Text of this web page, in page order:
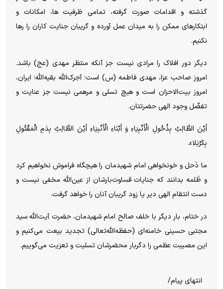
گذشته و اقدامات صورت گرفته، تمامی ظرفیت ها، امکانات و
ابتکار‌های ممکن را به میدان عمل آورده و گریبان جنایت کاران را رها
نکنیم.
دیگر دور افلاک را مرادی نیست جز آنکه منتظر مهدی (عج) باشد.
امروز صاحب عزا، مهدی فاطمه (س) است؛ آجرک‌الله بقیه‌الله؛ ایران،
امروز بیت‌الاحزان است و هیچ تسلی و مرهمی نیست جز عنایت و
تفضّل وجود الهی حضرتتان.
أَیْنَ الطَّالِبُ بِذُحُولِ الْأَنْبِیَاءِ وَ أَبْنَاءِ الْأَنْبِیَاءِ أَیْنَ الطَّالِبُ بِدَمِ الْمَقْتُولِ
بِکَرْبَلاءَ.
ما ذَحل و خونخواهی امام شهیدمان را هیچگاه فراموش نخواهیم کرد
و ظَلمه بدانند که جنایات قساوت‌بارشان از عین‌الله مخفی نیست و
دست انتقام الهی دیر یا زود گریبان آنان را خواهد گرفت.
در ختام، بار دیگر با خلف صالح امام شهیدمان، حضرت آیت‌الله سید
مجتبی حسینی خامنه‌ای (حفظه‌الله‌تعالی) تجدید بیعت می‌کنیم و
این مصیبت عظمی را دگربار محضرشان تسلیت و تعزیت می‌گوییم.
انتهای پیام/